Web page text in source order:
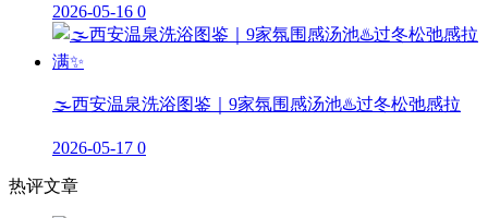
2026-05-16 0
🌫️西安温泉洗浴图鉴｜9家氛围感汤池♨️过冬松弛感拉
2026-05-17 0
热评文章